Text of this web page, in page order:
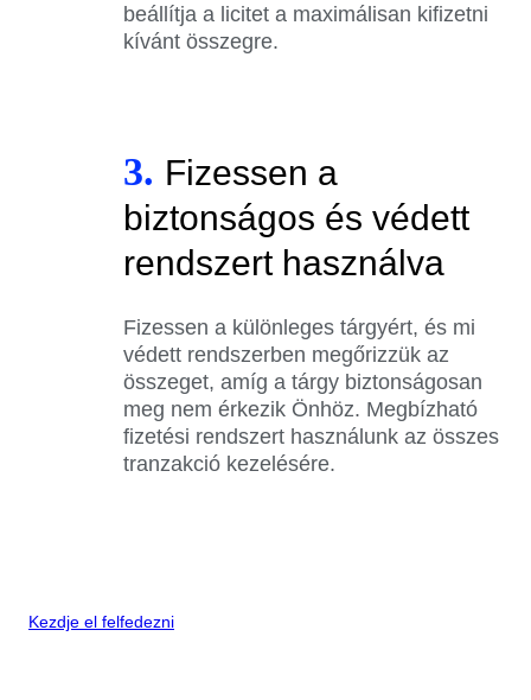
beállítja a licitet a maximálisan kifizetni
kívánt összegre.
3. Fizessen a
biztonságos és védett
rendszert használva
Fizessen a különleges tárgyért, és mi
védett rendszerben megőrizzük az
összeget, amíg a tárgy biztonságosan
meg nem érkezik Önhöz. Megbízható
fizetési rendszert használunk az összes
tranzakció kezelésére.
Kezdje el felfedezni